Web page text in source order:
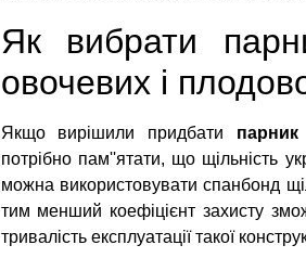
Як вибрати
овочевих і
Якщо вирішили придбати
потрібно пам''ятати, що щільність
можна використовувати спанбонд
тим менший коефіцієнт захисту
тривалість експлуатації такої